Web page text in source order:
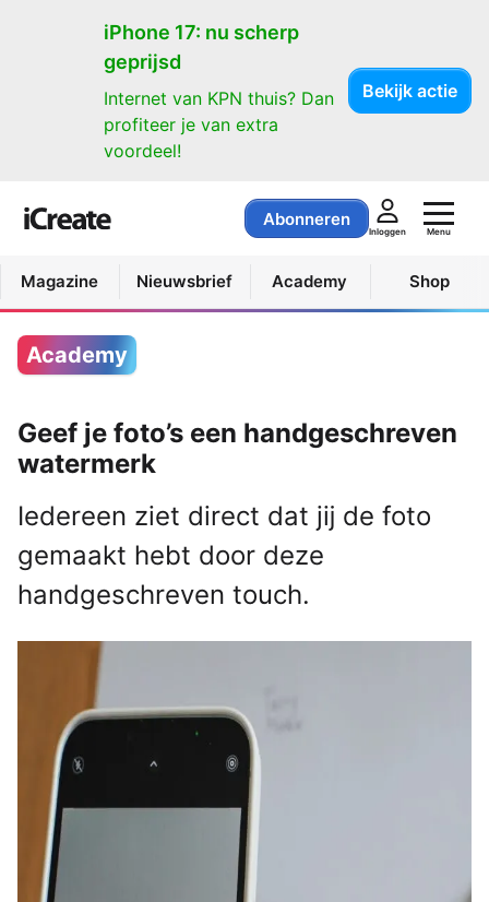
iPhone 17: nu scherp
geprijsd
Internet van KPN thuis? Dan
profiteer je van extra
voordeel!
Bekijk actie
Abonneren
Inloggen Menu
Magazine Nieuwsbrief Academy Shop
Academy
Geef je foto’s een handgeschreven
watermerk
Iedereen ziet direct dat jĳ de foto
gemaakt hebt door deze
handgeschreven touch.